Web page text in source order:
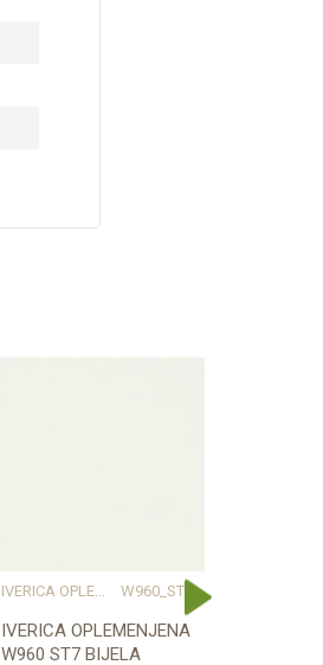
IVERICA OPLEMENJENA W960_ST7
IVERICA OPLEMENJENA
W960 ST7 BIJELA